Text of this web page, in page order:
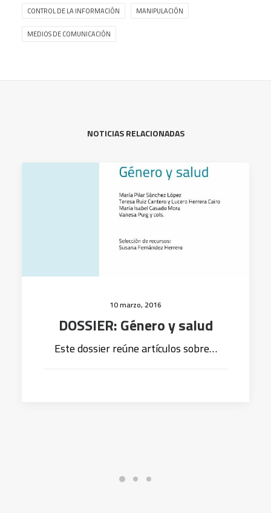
CONTROL DE LA INFORMACIÓN MANIPULACIÓN
MEDIOS DE COMUNICACIÓN
NOTICIAS RELACIONADAS
10 marzo, 2016
DOSSIER: Género y salud
Este dossier reúne artículos sobre…